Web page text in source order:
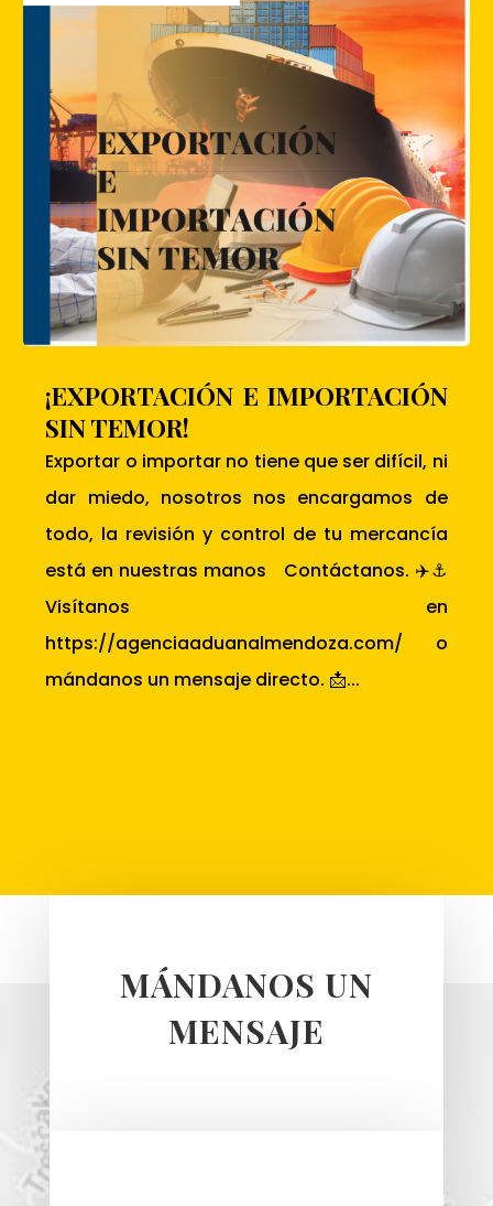
¡EXPORTACIÓN E IMPORTACIÓN
SIN TEMOR!
Exportar o importar no tiene que ser difícil, ni
dar miedo, nosotros nos encargamos de
todo, la revisión y control de tu mercancía
está en nuestras manos Contáctanos. ✈️⚓
Visítanos en
https://agenciaaduanalmendoza.com/ o
mándanos un mensaje directo. 📩...
MÁNDANOS UN
MENSAJE